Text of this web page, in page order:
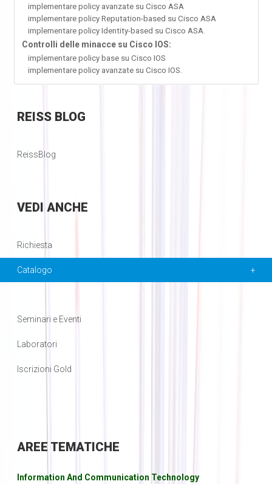
implementare policy avanzate su Cisco ASA
implementare policy Reputation-based su Cisco ASA
implementare policy Identity-based su Cisco ASA.
Controlli delle minacce su Cisco IOS:
implementare policy base su Cisco IOS
implementare policy avanzate su Cisco IOS.
REISSBLOG
ReissBlog
VEDI ANCHE
Richiesta
Catalogo
Seminari e Eventi
Laboratori
Iscrizioni Gold
AREE TEMATICHE
Information And Communication Technology